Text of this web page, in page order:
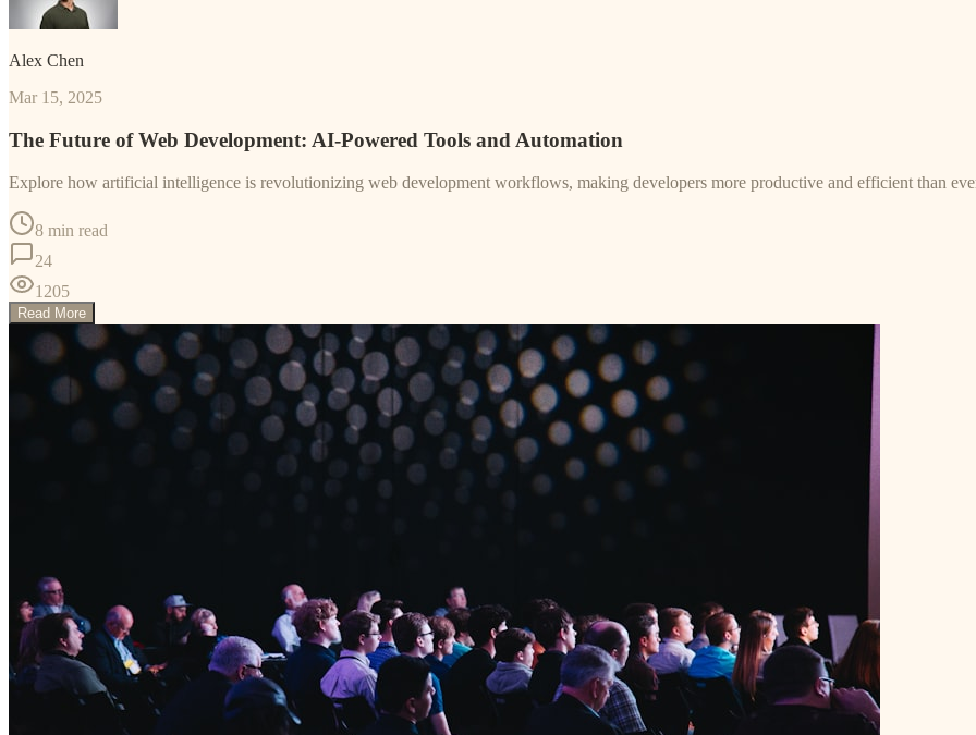
Alex Chen
Mar 15, 2025
The Future of Web Development: AI-Powered Tools and Automation
Explore how artificial intelligence is revolutionizing web development workflows, making developers more productive and efficient than
8 min read
24
1205
Read More